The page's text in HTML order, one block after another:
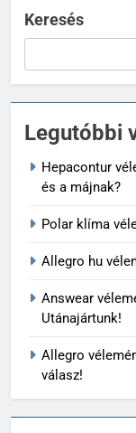
Keresés
Legutóbbi
Hepacontur
és a májnak?
Polar klíma
Allegro hu
Answear
Utánajártunk!
Allegro
válasz!